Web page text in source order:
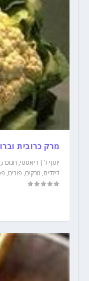
מרק כרובית
יוסף ל| דיאטטי, חנוכה,
לילדים, מרקים, פורים,